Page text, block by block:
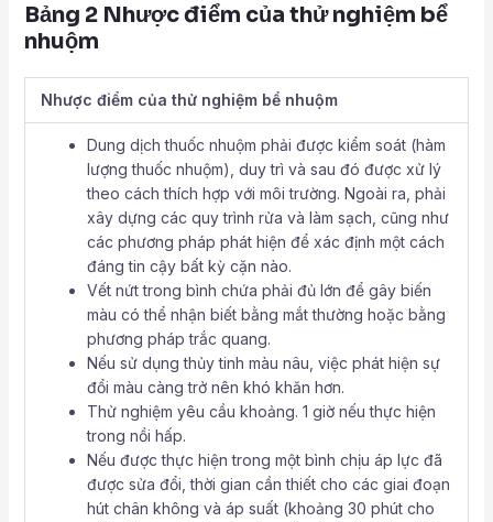
Bảng 2 Nhược điểm của thử nghiệm bể
nhuộm
Nhược điểm của thử nghiệm bể nhuộm
Dung dịch thuốc nhuộm phải được kiểm soát (hàm
lượng thuốc nhuộm), duy trì và sau đó được xử lý
theo cách thích hợp với môi trường. Ngoài ra, phải
xây dựng các quy trình rửa và làm sạch, cũng như
các phương pháp phát hiện để xác định một cách
đáng tin cậy bất kỳ cặn nào.
Vết nứt trong bình chứa phải đủ lớn để gây biến
màu có thể nhận biết bằng mắt thường hoặc bằng
phương pháp trắc quang.
Nếu sử dụng thủy tinh màu nâu, việc phát hiện sự
đổi màu càng trở nên khó khăn hơn.
Thử nghiệm yêu cầu khoảng. 1 giờ nếu thực hiện
trong nồi hấp.
Nếu được thực hiện trong một bình chịu áp lực đã
được sửa đổi, thời gian cần thiết cho các giai đoạn
hút chân không và áp suất (khoảng 30 phút cho